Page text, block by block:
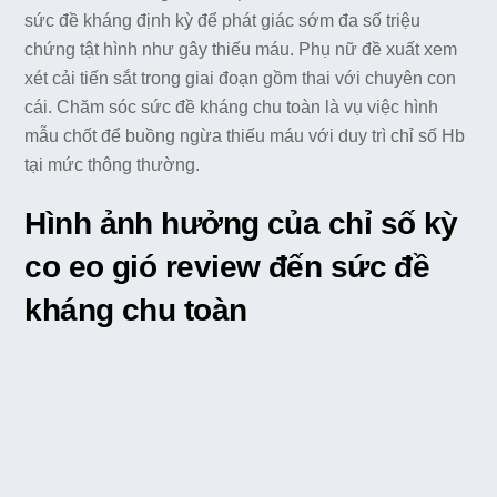
sức đề kháng định kỳ để phát giác sớm đa số triệu
chứng tật hình như gây thiếu máu. Phụ nữ đề xuất xem
xét cải tiến sắt trong giai đoạn gồm thai với chuyên con
cái. Chăm sóc sức đề kháng chu toàn là vụ việc hình
mẫu chốt để buồng ngừa thiếu máu với duy trì chỉ số Hb
tại mức thông thường.
Hình ảnh hưởng của chỉ số kỳ
co eo gió review đến sức đề
kháng chu toàn